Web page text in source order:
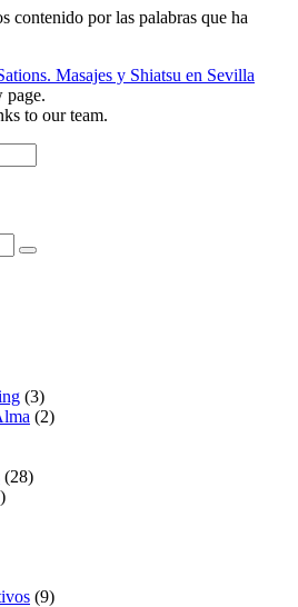
contenido por las palabras que ha
Masajes y Shiatsu en Sevilla
page.
to our team.
(3)
(2)
(28)
(9)